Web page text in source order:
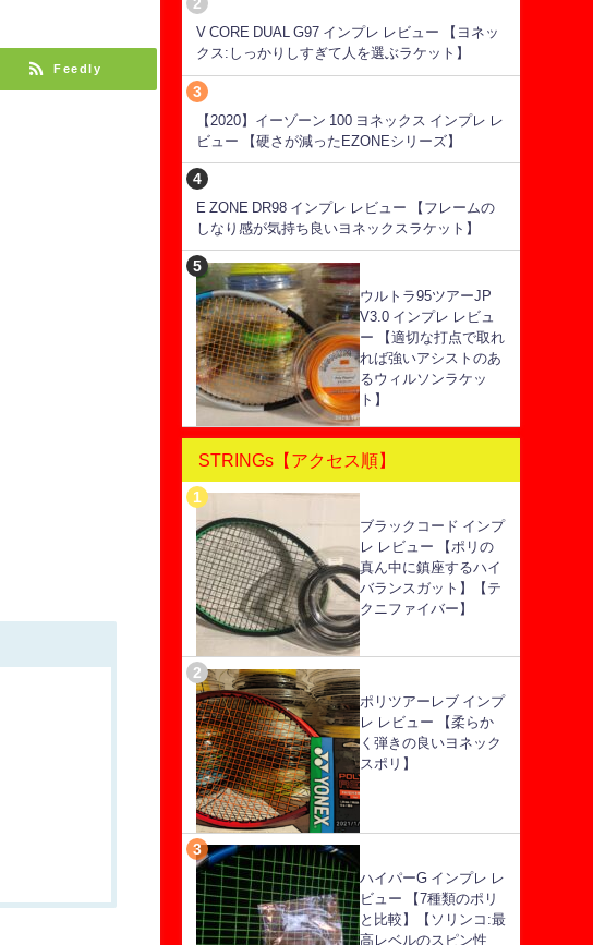
Feedly
V CORE DUAL G97 インプレ レビュー 【ヨネッ
クス:しっかりしすぎて人を選ぶラケット】
【2020】イーゾーン 100 ヨネックス インプレ レ
ビュー 【硬さが減ったEZONEシリーズ】
E ZONE DR98 インプレ レビュー 【フレームの
しなり感が気持ち良いヨネックスラケット】
ウルトラ95ツアーJP
V3.0 インプレ レビュ
ー 【適切な打点で取れ
れば強いアシストのあ
るウィルソンラケッ
ト】
STRINGs【アクセス順】
ブラックコード インプ
レ レビュー 【ポリの
真ん中に鎮座するハイ
バランスガット】【テ
クニファイバー】
ポリツアーレブ インプ
レ レビュー 【柔らか
く弾きの良いヨネック
スポリ】
ハイパーG インプレ レ
ビュー 【7種類のポリ
と比較】【ソリンコ:最
高レベルのスピン性